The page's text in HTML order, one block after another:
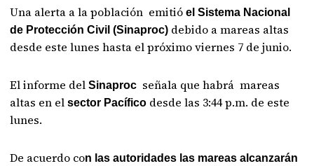
Una alerta a la población emitióel Sistema Nacional
de Protección Civil (Sinaproc) debido a mareas altas
desde este lunes hasta el próximo viernes 7 de junio.
El informe delSinaproc señala que habrá mareas
altas en elsector Pacífico desde las 3:44 p.m. de este
lunes.
De acuerdo con las autoridades las mareas alcanzarán